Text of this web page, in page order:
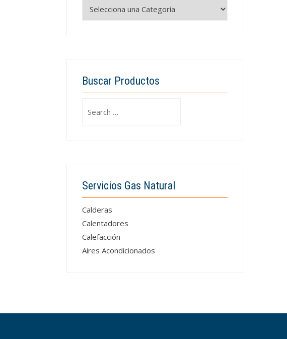
Buscar Productos
for:
Servicios Gas Natural
Calderas
Calentadores
Calefacción
Aires Acondicionados